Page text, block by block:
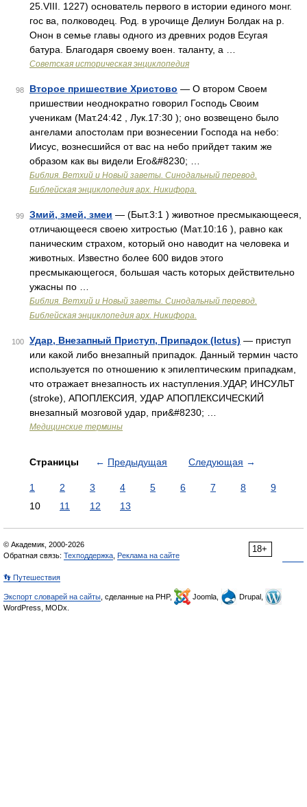
25.VIII. 1227) основатель первого в истории единого монг.
гос ва, полководец. Род. в урочище Делиун Болдак на р.
Онон в семье главы одного из древних родов Есугая
батура. Благодаря своему воен. таланту, а …
Советская историческая энциклопедия
98 Второе пришествие Христово — О втором Своем
пришествии неоднократно говорил Господь Своим
ученикам (Мат.24:42 , Лук.17:30 ); оно возвещено было
ангелами апостолам при вознесении Господа на небо:
Иисус, вознесшийся от вас на небо прийдет таким же
образом как вы видели Его&#8230; …
Библия. Ветхий и Новый заветы. Синодальный перевод.
Библейская энциклопедия арх. Никифора.
99 Змий, змей, змеи — (Быт.3:1 ) животное пресмыкающееся,
отличающееся своею хитростью (Мат.10:16 ), равно как
паническим страхом, который оно наводит на человека и
животных. Известно более 600 видов этого
пресмыкающегося, большая часть которых действительно
ужасны по …
Библия. Ветхий и Новый заветы. Синодальный перевод.
Библейская энциклопедия арх. Никифора.
100 Удар, Внезапный Приступ, Припадок (Ictus) — приступ
или какой либо внезапный припадок. Данный термин часто
используется по отношению к эпилептическим припадкам,
что отражает внезапность их наступления.УДАР, ИНСУЛЬТ
(stroke), АПОПЛЕКСИЯ, УДАР АПОПЛЕКСИЧЕСКИЙ
внезапный мозговой удар, при&#8230; …
Медицинские термины
Страницы ← Предыдущая Следующая →
1 2 3 4 5 6 7 8
9
10
11 12 13
18+
© Академик, 2000-2026
Обратная связь: Техподдержка Реклама на сайте
👣 Путешествия
Экспорт словарей на сайты , сделанные на PHP, Joomla,
Drupal,
WordPress, MODx.